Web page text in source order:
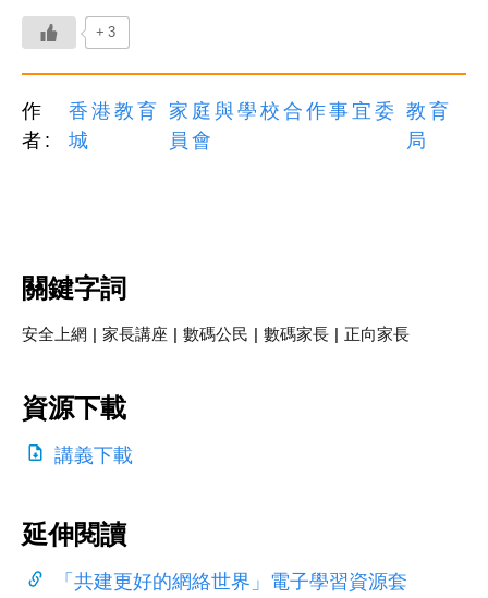
+3
作
者:
香港教育
城
家庭與學校合作事宜委
員會
教育
局
關鍵字詞
安全上網 | 家長講座 | 數碼公民 | 數碼家長 | 正向家長
資源下載
講義下載
延伸閱讀
「共建更好的網絡世界」電子學習資源套